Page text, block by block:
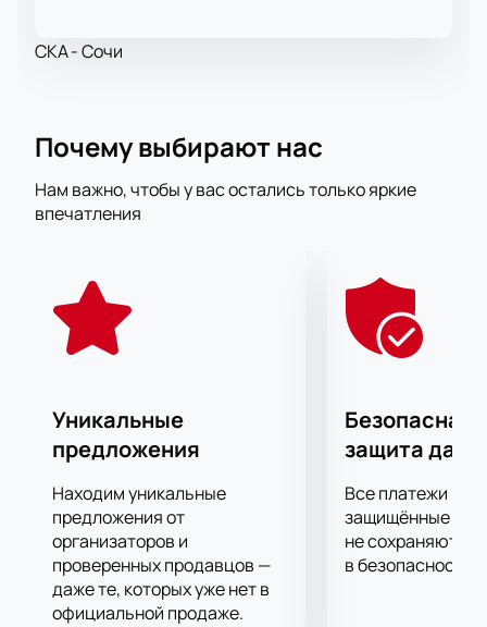
СКА - Сочи
Почему выбирают нас
Нам важно, чтобы у вас остались только яркие
впечатления
Уникальные
предложения
Находим уникальные
предложения от
организаторов и
проверенных продавцов —
даже те, которых уже нет в
официальной продаже.
Безопасная
защита
Все платежи
защищённые
не сохраняются
в безопасности.